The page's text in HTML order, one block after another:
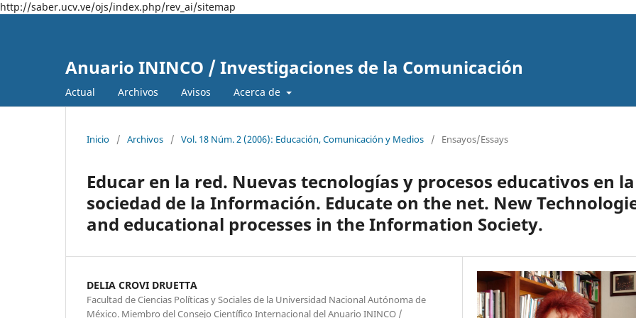
http://saber.ucv.ve/ojs/index.php/rev_ai/sitemap
Anuario ININCO / Investigaciones de la Comunicación
Actual Archivos Avisos Acerca de
Inicio / Archivos / Vol. 18 Núm. 2 (2006): Educación, Comunicación y Medios / Ensayos/Essays
Educar en la red. Nuevas tecnologías y procesos educativos en la
sociedad de la Información. Educate on the net. New
and educational processes in the Information Society.
DELIA CROVI DRUETTA
Facultad de Ciencias Políticas y Sociales de la Universidad Nacional Autónoma de
México. Miembro del Consejo Científico Internacional del Anuario ININCO /